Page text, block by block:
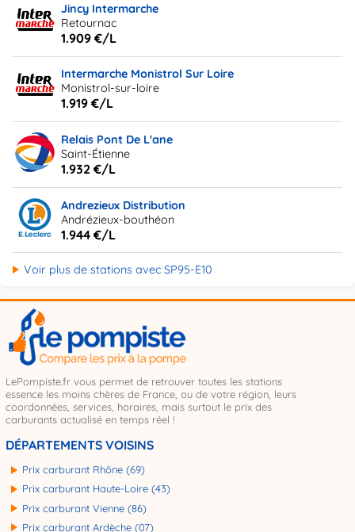
Jincy Intermarche
Retournac
1.909 €/L
Intermarche Monistrol Sur Loire
Monistrol-sur-loire
1.919 €/L
Relais Pont De L'ane
Saint-Étienne
1.932 €/L
Andrezieux Distribution
Andrézieux-bouthéon
1.944 €/L
Voir plus de stations avec SP95-E10
LePompiste.fr vous permet de retrouver toutes les stations
essence les moins chères de France, ou de votre région, leurs
coordonnées, services, horaires, mais surtout le prix des
carburants actualisé en temps réel !
DÉPARTEMENTS VOISINS
Prix carburant Rhône (69)
Prix carburant Haute-Loire (43)
Prix carburant Vienne (86)
Prix carburant Ardèche (07)